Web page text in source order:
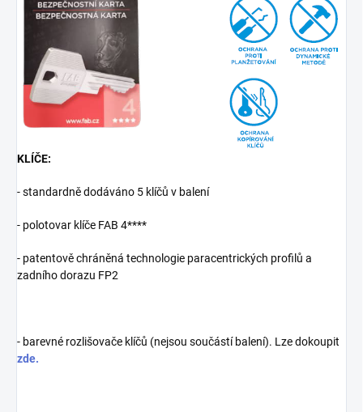
KLÍČE:
- standardně dodáváno 5 klíčů v balení
- polotovar klíče FAB 4****
- patentově chráněná technologie paracentrických profilů a
zadního dorazu FP2
- barevné rozlišovače klíčů (nejsou součástí balení). Lze dokoupit
zde.